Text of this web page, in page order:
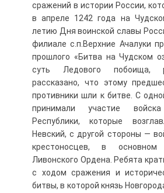
сражений в истории России,
в апреле 1242 года на
летию Дня воинской славы
филиале с.п.Верхние Ачалуки
прошлого «Битва на Чудском
суть Ледового побоища,
рассказано, что этому
противники шли к битве. С
принимали участие войска
Республики, которые
Невский, с другой стороны —
крестоносцев, в основном
Ливонского Ордена. Ребята
с ходом сражения и
битвы, в которой князь